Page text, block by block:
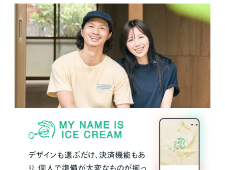
デザインも選ぶだけ、決済機能もあ